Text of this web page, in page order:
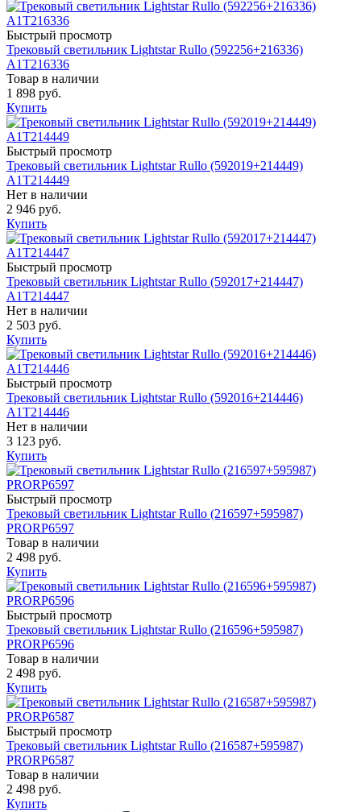
Быстрый просмотр
Трековый светильник Lightstar Rullo (592256+216336)
A1T216336
Товар в наличии
1 898 руб.
Купить
Быстрый просмотр
Трековый светильник Lightstar Rullo (592019+214449)
A1T214449
Нет в наличии
2 946 руб.
Купить
Быстрый просмотр
Трековый светильник Lightstar Rullo (592017+214447)
A1T214447
Нет в наличии
2 503 руб.
Купить
Быстрый просмотр
Трековый светильник Lightstar Rullo (592016+214446)
A1T214446
Нет в наличии
3 123 руб.
Купить
Быстрый просмотр
Трековый светильник Lightstar Rullo (216597+595987)
PRORP6597
Товар в наличии
2 498 руб.
Купить
Быстрый просмотр
Трековый светильник Lightstar Rullo (216596+595987)
PRORP6596
Товар в наличии
2 498 руб.
Купить
Быстрый просмотр
Трековый светильник Lightstar Rullo (216587+595987)
PRORP6587
Товар в наличии
2 498 руб.
Купить